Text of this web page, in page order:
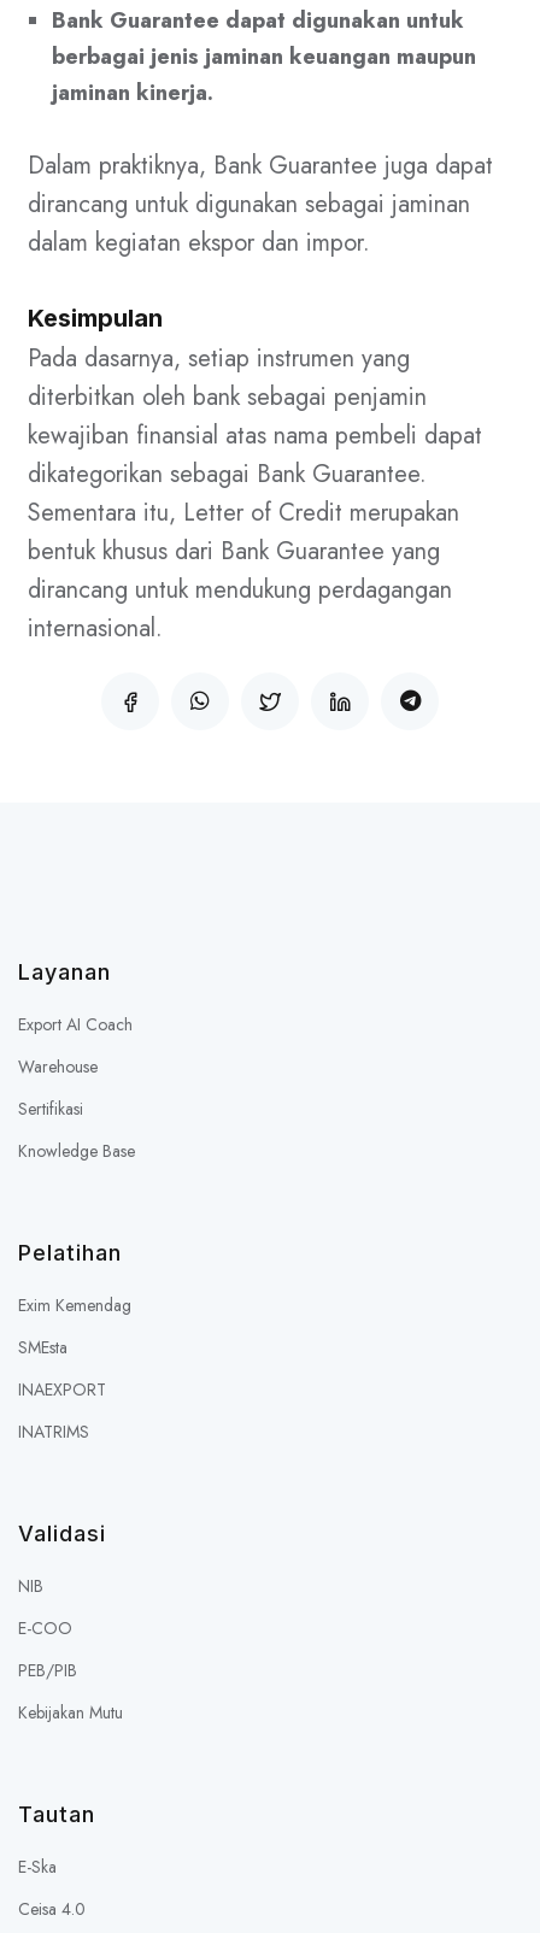
Bank Guarantee dapat digunakan untuk
berbagai jenis jaminan keuangan maupun
jaminan kinerja.
Dalam praktiknya, Bank Guarantee juga dapat
dirancang untuk digunakan sebagai jaminan
dalam kegiatan ekspor dan impor.
Kesimpulan
Pada dasarnya, setiap instrumen yang
diterbitkan oleh bank sebagai penjamin
kewajiban finansial atas nama pembeli dapat
dikategorikan sebagai Bank Guarantee.
Sementara itu, Letter of Credit merupakan
bentuk khusus dari Bank Guarantee yang
dirancang untuk mendukung perdagangan
internasional.
Layanan
Export AI Coach
Warehouse
Sertifikasi
Knowledge Base
Pelatihan
Exim Kemendag
SMEsta
INAEXPORT
INATRIMS
Validasi
NIB
E-COO
PEB/PIB
Kebijakan Mutu
Tautan
E-Ska
Ceisa 4.0